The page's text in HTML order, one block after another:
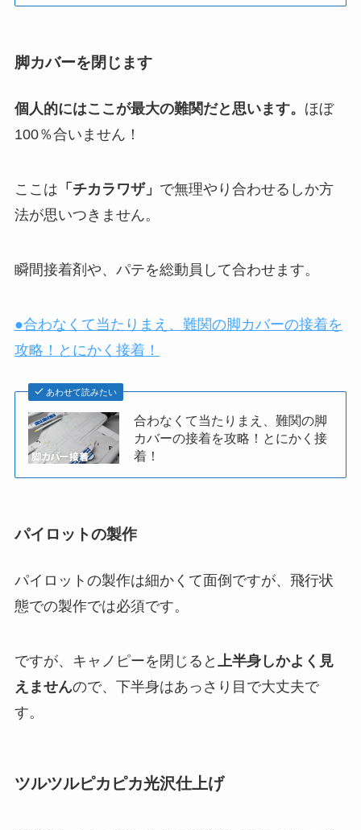
脚カバーを閉じます
個人的にはここが最大の難関だと思います。 ほぼ
100％合いません！
ここは 「チカラワザ」 で無理やり合わせるしか方
法が思いつきません。
瞬間接着剤や、パテを総動員して合わせます。
●合わなくて当たりまえ、難関の脚カバーの接着を
攻略！とにかく接着！
あわせて読みたい
合わなくて当たりまえ、難関の脚
カバーの接着を攻略！とにかく接
着！
パイロットの製作
パイロットの製作は細かくて面倒ですが、飛行状
態での製作では必須です。
ですが、キャノピーを閉じると
上半身しかよく見
えませんので、下半身はあっさり目で大丈夫で
す。
ツルツルピカピカ光沢仕上げ